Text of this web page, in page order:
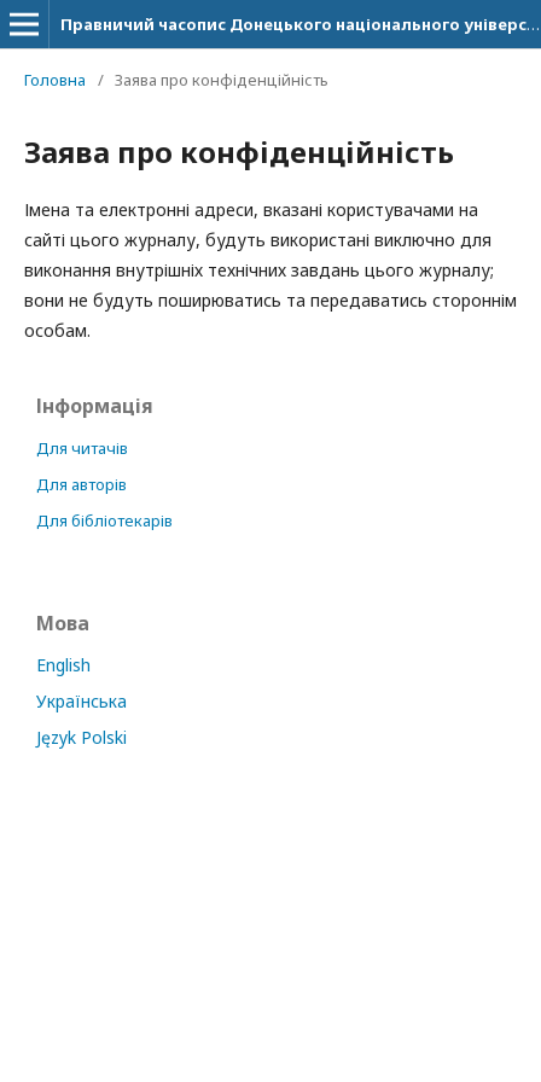
Правничий часопис Донецького національного університету імені Василя Стуса
Головна / Заява про конфіденційність
Заява про конфіденційність
Імена та електронні адреси, вказані користувачами на
сайті цього журналу, будуть використані виключно для
виконання внутрішніх технічних завдань цього журналу;
вони не будуть поширюватись та передаватись стороннім
особам.
Інформація
Для читачів
Для авторів
Для бібліотекарів
Мова
English
Українська
Język Polski